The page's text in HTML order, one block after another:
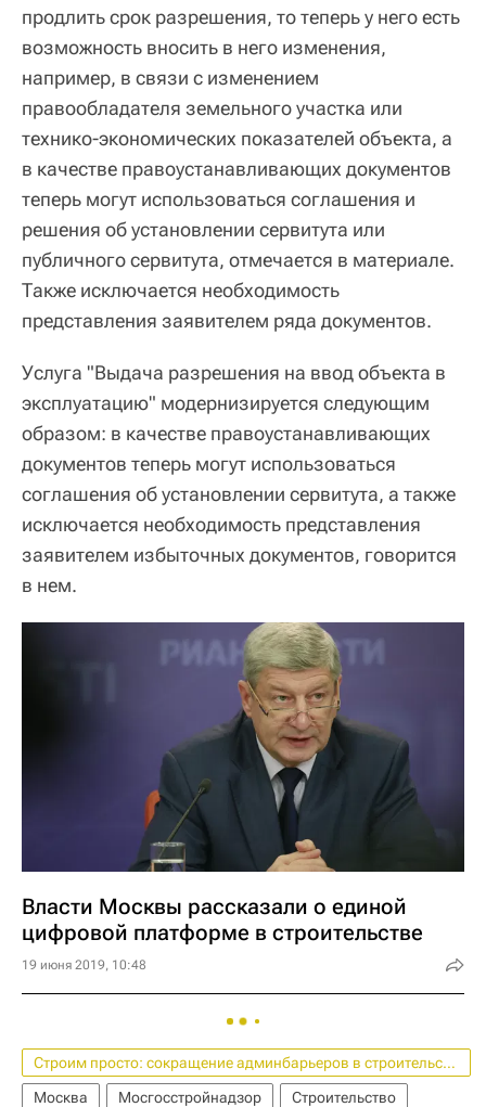
продлить срок разрешения, то теперь у него есть
возможность вносить в него изменения,
например, в связи с изменением
правообладателя земельного участка или
технико-экономических показателей объекта, а
в качестве правоустанавливающих документов
теперь могут использоваться соглашения и
решения об установлении сервитута или
публичного сервитута, отмечается в материале.
Также исключается необходимость
представления заявителем ряда документов.
Услуга "Выдача разрешения на ввод объекта в
эксплуатацию" модернизируется следующим
образом: в качестве правоустанавливающих
документов теперь могут использоваться
соглашения об установлении сервитута, а также
исключается необходимость представления
заявителем избыточных документов, говорится
в нем.
Власти Москвы рассказали о единой
цифровой платформе в строительстве
19 июня 2019, 10:48
Строим просто: сокращение админбарьеров в строительстве
Москва
Мосгосстройнадзор
Строительство